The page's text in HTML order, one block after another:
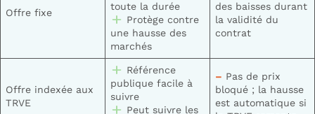
Offre fixe
toute la durée
Protège contre
une hausse des
marchés
des baisses durant
la validité du
contrat
Offre indexée aux
TRVE
Référence
publique facile à
suivre
Peut suivre les
– Pas de prix
bloqué ; la hausse
est automatique si